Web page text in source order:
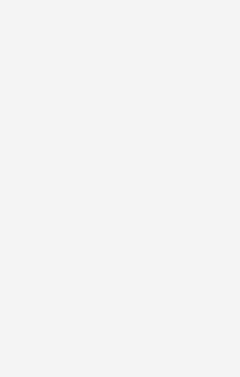
Lợi ích khi đăng ký gói vắc
tiêm chủng, Bệnh viện đa
Gói vắc-xin cơ bản cho trẻ